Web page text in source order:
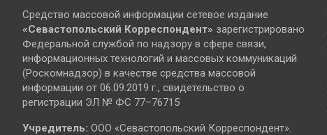
Средство массовой информации сетевое издание
«Севастопольский Корреспондент» зарегистрировано
Федеральной службой по надзору в сфере связи,
информационных технологий и массовых коммуникаций
(Роскомнадзор) в качестве средства массовой
информации от 06.09.2019 г., свидетельство о
регистрации ЭЛ № ФС 77–76715
Учредитель: ООО «Севастопольский Корреспондент».